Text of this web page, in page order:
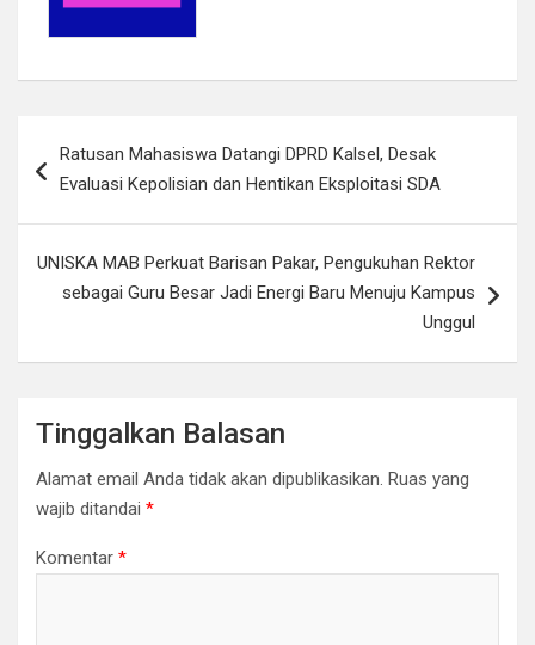
posRatusan Mahasiswa Datangi DPRD Kalsel, Desak
Evaluasi Kepolisian dan Hentikan Eksploitasi SDA
UNISKA MAB Perkuat Barisan Pakar, Pengukuhan Rektor
sebagai Guru Besar Jadi Energi Baru Menuju Kampus
Unggul
Tinggalkan Balasan
Alamat email Anda tidak akan dipublikasikan. Ruas yang
wajib ditandai *
Komentar *